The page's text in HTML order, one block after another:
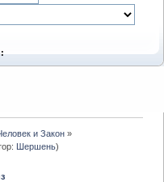
и Закон»
Шершень)